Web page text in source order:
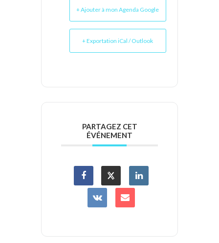
+ Ajouter à mon Agenda Google
+ Exportation iCal / Outlook
PARTAGEZ CET
ÉVÉNEMENT